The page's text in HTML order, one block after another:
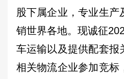
股下属企业，专业生产
销世界各地。现诚征
车运输以及提供配套报
相关物流企业参加竞标